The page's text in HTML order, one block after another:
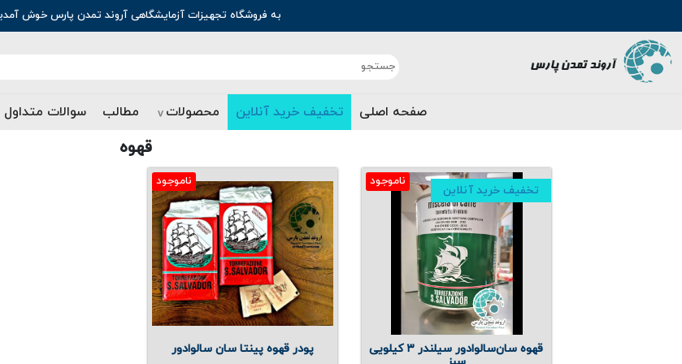
به فروشگاه تجهیزات آزمایشگاهی آروند تمدن پارس خوش
صفحه اصلی تخفیف خرید آنلاین محصولات مطالب سوالات متداول
قهوه
ناموجود
تخفیف خرید آنلاین
قهوه سان‌سالوادور سیلندر ۳ کیلویی
ناموجود
پودر قهوه پینتا سان سالوادور